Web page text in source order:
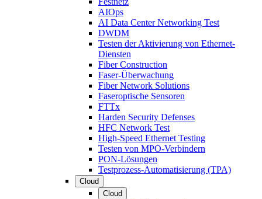
AIOps
AI Data Center Networking Test
DWDM
Testen der Aktivierung von Ethernet-
Diensten
Fiber Construction
Faser-Überwachung
Fiber Network Solutions
Faseroptische Sensoren
FTTx
Harden Security Defenses
HFC Network Test
High-Speed Ethernet Testing
Testen von MPO-Verbindern
PON-Lösungen
Testprozess-Automatisierung (TPA)
Cloud
Cloud